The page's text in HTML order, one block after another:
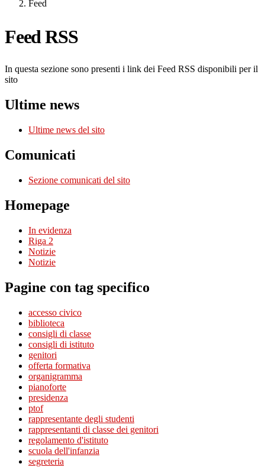
Feed
Feed RSS
In questa sezione sono presenti i link dei Feed RSS disponibili per il
sito
Ultime news
Ultime news del sito
Comunicati
Sezione comunicati del sito
Homepage
In evidenza
Riga 2
Notizie
Notizie
Pagine con tag specifico
accesso civico
biblioteca
consigli di classe
consigli di istituto
genitori
offerta formativa
organigramma
pianoforte
presidenza
ptof
rappresentante degli studenti
rappresentanti di classe dei genitori
regolamento d'istituto
scuola dell'infanzia
segreteria